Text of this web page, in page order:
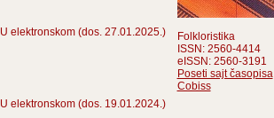
U elektronskom (dos. 27.01.2025.)
U elektronskom (dos. 19.01.2024.)
Folkloristika
ISSN: 2560-4414
eISSN: 2560-3191
Poseti sajt časopisa
Cobiss